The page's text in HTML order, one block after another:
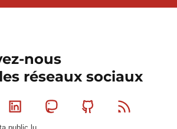
nous
réseaux sociaux
Linkedin MastodonGithub